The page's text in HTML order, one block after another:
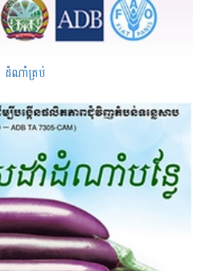
ដំណាំត្រប់